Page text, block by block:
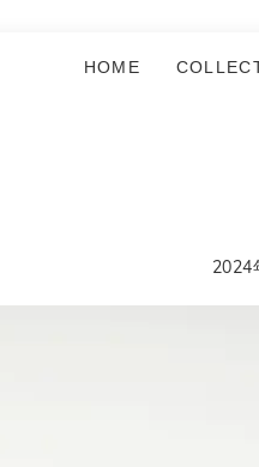
HOME
2024